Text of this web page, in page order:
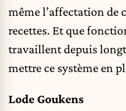
même l’affectation de
recettes. Et que
travaillent depuis
mettre ce système en
Lode Goukens